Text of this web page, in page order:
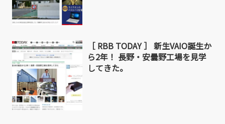
［ RBB TODAY ］ 新生VAIO誕生か
ら2年！ 長野・安曇野工場を見学
してきた。